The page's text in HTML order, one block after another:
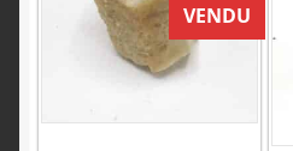
VENDU